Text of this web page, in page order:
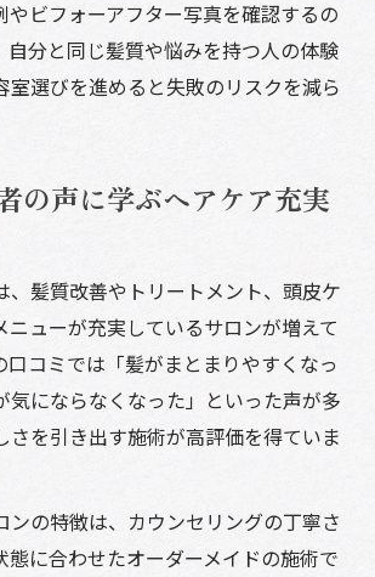
やビフォーアフター写真を確認するの
自分と同じ髪質や悩みを持つ人の体験
室選びを進めると失敗のリスクを減ら
の声に学ぶヘアケア充実
、髪質改善やトリートメント、頭皮ケ
ニューが充実しているサロンが増えて
口コミでは「髪がまとまりやすくなっ
気にならなくなった」といった声が多
さを引き出す施術が高評価を得ていま
ンの特徴は、カウンセリングの丁寧さ
態に合わせたオーダーメイドの施術で